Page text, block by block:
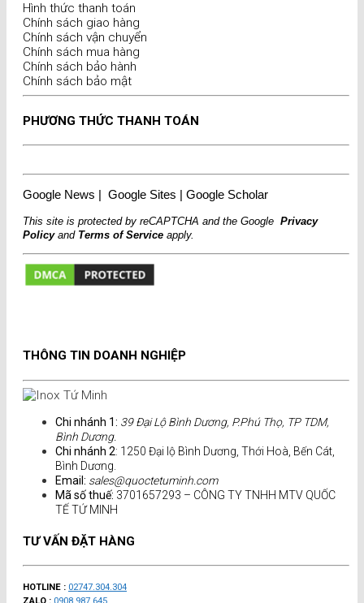
Hình thức thanh toán
Chính sách giao hàng
Chính sách vận chuyển
Chính sách mua hàng
Chính sách bảo hành
Chính sách bảo mật
PHƯƠNG THỨC THANH TOÁN
Google News | Google Sites | Google Scholar
This site is protected by reCAPTCHA and the Google Privacy
PolicyandTerms of Service apply.
THÔNG TIN DOANH NGHIỆP
Chi nhánh 1: 39 Đại Lộ Bình Dương, P.Phú Thọ, TP TDM,
Bình Dương.
Chi nhánh 2: 1250 Đại lộ Bình Dương, Thới Hoà, Bến Cát,
Bình Dương.
Email: sales@quoctetuminh.com
Mã số thuế: 3701657293 – CÔNG TY TNHH MTV QUỐC
TẾ TỨ MINH
TƯ VẤN ĐẶT HÀNG
HOTLINE : 02747.304.304